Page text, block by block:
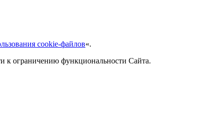
cookie-файлов«.
к ограничению функциональности Сайта.